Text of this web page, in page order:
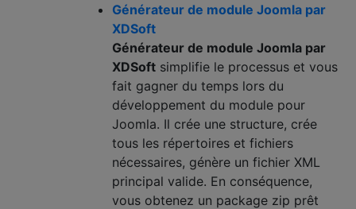
Générateur de module Joomla par
XDSoft
Générateur de module Joomla par
XDSoft simplifie le processus et vous
fait gagner du temps lors du
développement du module pour
Joomla. Il crée une structure, crée
tous les répertoires et fichiers
nécessaires, génère un fichier XML
principal valide. En conséquence,
vous obtenez un package zip prêt